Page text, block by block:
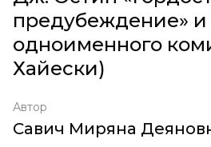
предубеждение» и
одноименного
Хайески)
Автор
Савич Миряна